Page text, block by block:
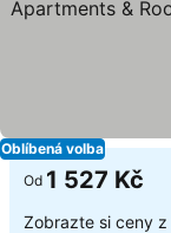
Oblíbená volba
Od 1 527 Kč
Zobrazte si ceny z